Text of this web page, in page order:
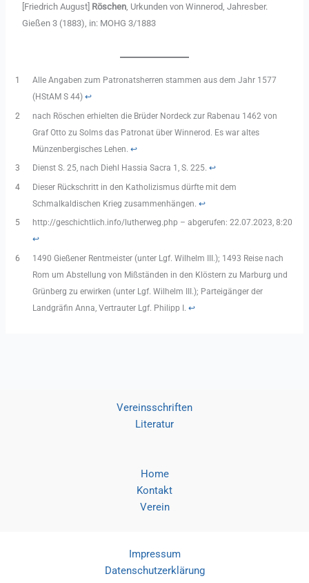
[Friedrich August] Röschen , Urkunden von Winnerod, Jahresber.
Gießen 3 (1883), in: MOHG 3/1883
1
Alle Angaben zum Patronatsherren stammen aus dem Jahr 1577
(HStAM S 44) ↩︎
2
nach Röschen erhielten die Brüder Nordeck zur Rabenau 1462 von
Graf Otto zu Solms das Patronat über Winnerod. Es war altes
Münzenbergisches Lehen. ↩︎
3
Dienst S. 25, nach Diehl Hassia Sacra 1, S. 225. ↩︎
4
Dieser Rückschritt in den Katholizismus dürfte mit dem
Schmalkaldischen Krieg zusammenhängen. ↩︎
5
http://geschichtlich.info/lutherweg.php – abgerufen: 22.07.2023, 8:20
↩︎
6
1490 Gießener Rentmeister (unter Lgf. Wilhelm III.); 1493 Reise nach
Rom um Abstellung von Mißständen in den Klöstern zu Marburg und
Grünberg zu erwirken (unter Lgf. Wilhelm III.); Parteigänger der
Landgräfin Anna, Vertrauter Lgf. Philipp I. ↩︎
Vereinsschriften
Literatur
Home
Kontakt
Verein
Impressum
Datenschutzerklärung